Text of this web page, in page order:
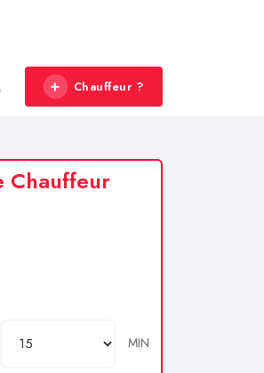
Chauffeur ?
Chauffeur
MIN